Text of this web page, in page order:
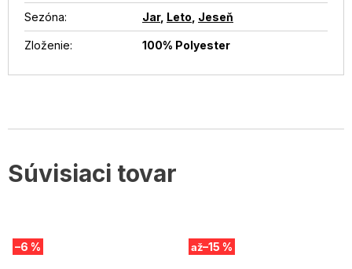
Súvisiaci tovar
–6 % až–15 %
Sezóna: Jar, Leto Jeseň
Zloženie: 100% Polyester